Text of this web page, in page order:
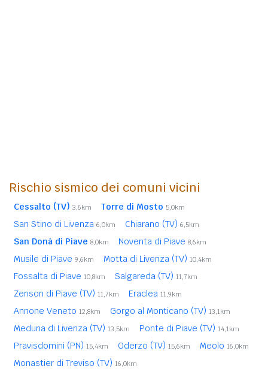
Rischio sismico dei comuni vicini
Cessalto (TV) 3,6km Torre di Mosto 5,0km
San Stino di Livenza 6,0km Chiarano (TV) 6,5km
San Donà di Piave 8,0km Noventa di Piave 8,6km
Musile di Piave 9,6km Motta di Livenza (TV) 10,4km
Fossalta di Piave 10,8km Salgareda (TV) 11,7km
Zenson di Piave (TV) 11,7km Eraclea 11,9km
Annone Veneto 12,8km Gorgo al Monticano (TV) 13,1km
Meduna di Livenza (TV) 13,5km Ponte di Piave (TV) 14,1km
Pravisdomini (PN) 15,4km Oderzo (TV) 15,6km Meolo 16,0km
Monastier di Treviso (TV) 16,0km